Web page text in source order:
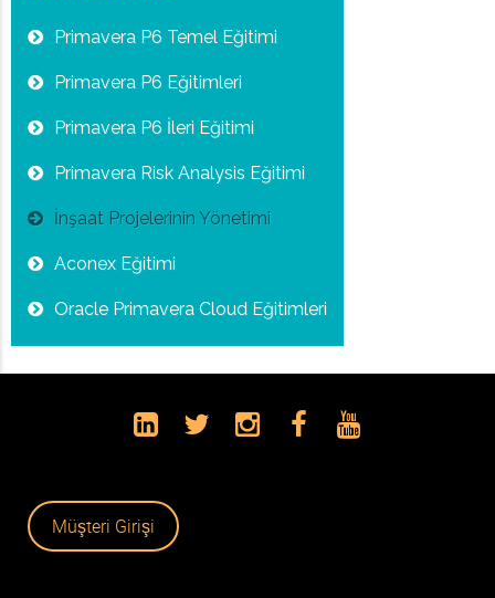
Primavera P6 Temel Eğitimi
Primavera P6 Eğitimleri
Primavera P6 İleri Eğitimi
Primavera Risk Analysis Eğitimi
İnşaat Projelerinin Yönetimi
Aconex Eğitimi
Oracle Primavera Cloud Eğitimleri
Müşteri Girişi